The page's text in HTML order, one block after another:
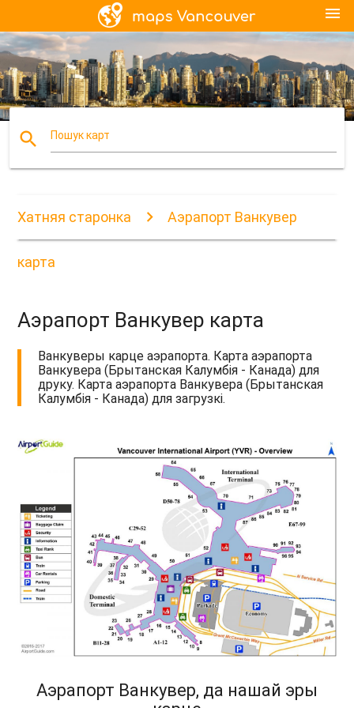
menu
search Пошук карт
Хатняя старонка Аэрапорт Ванкувер
карта
Аэрапорт Ванкувер карта
Ванкуверы карце аэрапорта. Карта аэрапорта
Ванкувера (Брытанская Калумбія - Канада) для
друку. Карта аэрапорта Ванкувера (Брытанская
Калумбія - Канада) для загрузкі.
Аэрапорт Ванкувер, да нашай эры